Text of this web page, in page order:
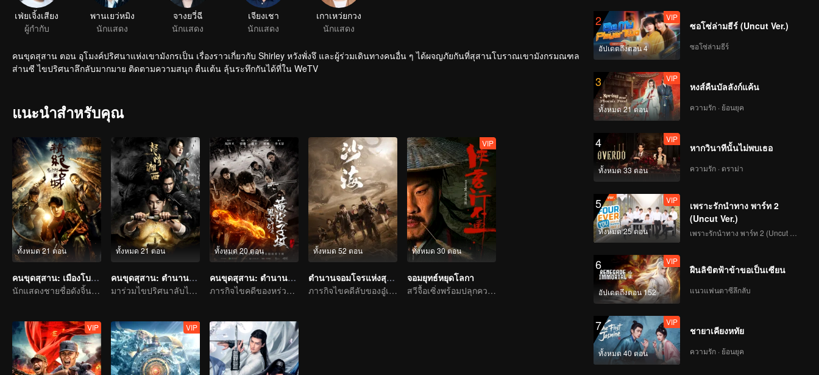
เฟ่ยเจิ้งเสียง
ผู้กำกับ
พานเยว่หมิง
นักแสดง
จางยวี่ฉี
นักแสดง
เจียงเชา
นักแสดง
เกาเหว่ยกวง
นักแสดง
คนขุดสุสาน ตอน อุโมงค์ปริศนาแห่งเขามังกรเป็น เรื่องราวเกี่ยวกับ Shirley หวังพั่งจึ และผู้ร่วมเดินทางคนอื่น ๆ ได้ผจญภัยกันที่สุสานโบราณเขามังกรมณฑล
ส่านซี ไขปริศนาลึกลับมากมาย ติดตามความสนุก ตื่นเต้น ลุ้นระทึกกันได้ที่ใน WeTV
แนะนำสำหรับคุณ
ทั้งหมด 21 ตอน
คนขุดสุสาน: เมืองโบราณกลางทะเลทราย
นักแสดงชายชื่อดังจิ้นตง กับนักแสดงหญิงดาวรุ่งของไต้หวันเฉิน เฉียว เอิน เริ่มการผจญภัยในสุสานฝังศพ
ทั้งหมด 21 ตอน
คนขุดสุสาน: ตำนานราชาศพเซียงซี
มาร่วมไขปริศนาลับไปกับพานเยว่หมิงและเกาเหว่ยกวง
ทั้งหมด 20 ตอน
คนขุดสุสาน: ตำนานสุสานหวงต้าเซียน
ภารกิจไขคดีของหร่วนจิงเทียนและสหาย
ทั้งหมด 52 ตอน
ตำนานจอมโจรแห่งสุสานทะเลทราย
ภารกิจไขคดีลับของอู๋เหล่ยฉินห้าว
ทั้งหมด 30 ตอน
VIP
จอมยุทธ์หยุดโลกา
สวีจื้อเซิ่งพร้อมปลุกความฮาในยุทธภพ
VIP VIP
2
อัปเดตถึงตอน 4
VIP
ซอโซ่ล่ามธีร์ (Uncut Ver.)
ซอโซ่ล่ามธีร์
3
ทั้งหมด 21 ตอน
VIP
หงส์คืนบัลลังก์แค้น
ความรัก · ย้อนยุค
4
ทั้งหมด 33 ตอน
VIP
หากวินาทีนั้นไม่พบเธอ
ความรัก · ดราม่า
5
ทั้งหมด 25 ตอน
VIP
เพราะรักนำทาง พาร์ท 2
(Uncut Ver.)
6
อัปเดตถึงตอน 152
VIP
ฝืนลิขิตฟ้าข้าขอเป็นเซียน
แนวแฟนตาซีลึกลับ
7
ทั้งหมด 40 ตอน
VIP
ชายาเคียงหทัย
ความรัก · ย้อนยุค